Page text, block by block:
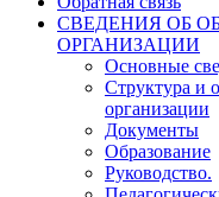
СВЕДЕНИЯ ОБ
ОРГАНИЗАЦИИ
Основные
Структура и
организации
Документы
Образование
Руководство.